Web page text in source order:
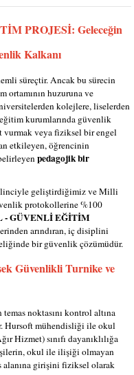
PROJESİ: Geleceğin
Kalkanı
süreçtir. Ancak bu sürecin
ortamının huzuruna ve
kolejlere, liselerden
kurumlarında güvenlik
vurmak veya fiziksel bir engel
etkileyen, öğrencinin
pedagojik bir
geliştirdiğimiz ve Milli
protokollerine %100
- GÜVENLİ EĞİTİM
arındıran, iç disiplini
bir güvenlik çözümüdür.
Güvenlikli Turnike ve
noktasını kontrol altına
Hursoft mühendisliği ile okul
Hizmet) sınıfı dayanıklılığa
okul ile ilişiği olmayan
alanına girişini fiziksel olarak